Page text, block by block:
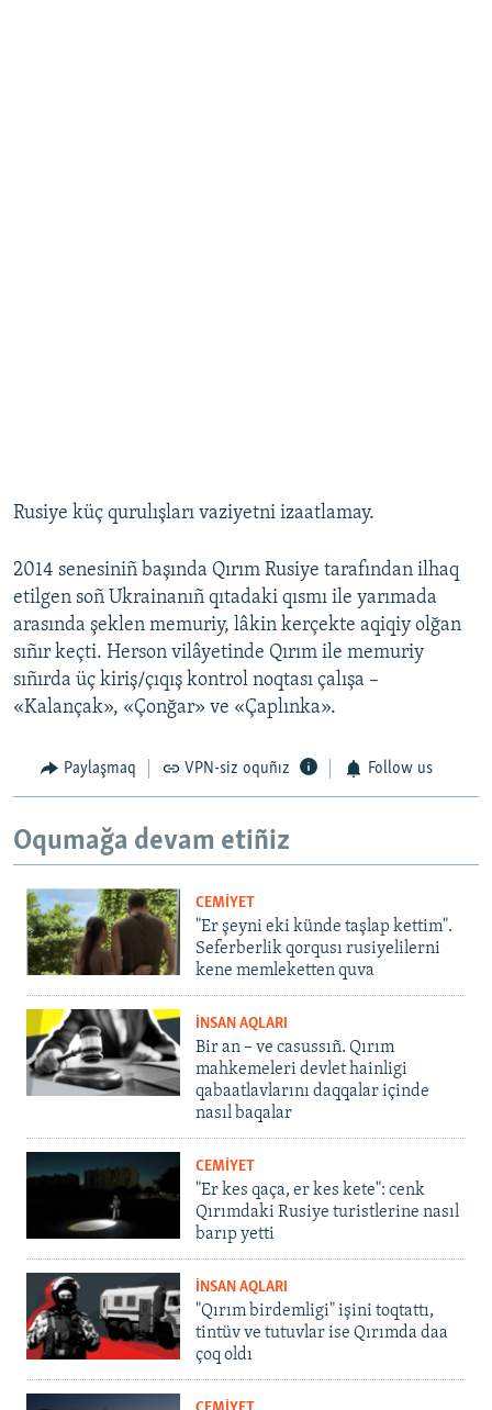
Rusiye küç qurulışları vaziyetni izaatlamay.
2014 senesiniñ başında Qırım Rusiye tarafından ilhaq
etilgen soñ Ukrainanıñ qıtadaki qısmı ile yarımada
arasında şeklen memuriy, lâkin kerçekte aqiqiy olğan
sıñır keçti. Herson vilâyetinde Qırım ile memuriy
sıñırda üç kiriş/çıqış kontrol noqtası çalışa –
«Kalançak», «Çonğar» ve «Çaplınka».
Paylaşmaq VPN-siz oquñız Follow us
Oqumağa devam etiñiz
CEMİYET
"Er şeyni eki künde taşlap kettim".
Seferberlik qorqusı rusiyelilerni
kene memleketten quva
İNSAN AQLARI
Bir an – ve casussıñ. Qırım
mahkemeleri devlet hainligi
qabaatlavlarını daqqalar içinde
nasıl baqalar
CEMİYET
"Er kes qaça, er kes kete": cenk
Qırımdaki Rusiye turistlerine nasıl
barıp yetti
İNSAN AQLARI
"Qırım birdemligi" işini toqtattı,
tintüv ve tutuvlar ise Qırımda daa
çoq oldı